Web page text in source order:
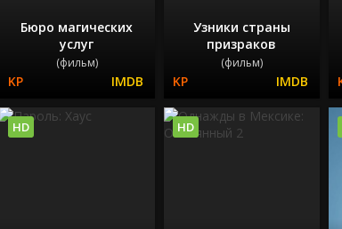
Бюро магических
услуг
(фильм)
Узники страны
призраков
(фильм)
HD HD